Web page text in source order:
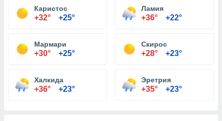
Каристос
+32° +25°
Ламия
+36° +22°
Мармари
+30° +25°
Скирос
+28° +23°
Халкида
+36° +23°
Эретрия
+35° +23°